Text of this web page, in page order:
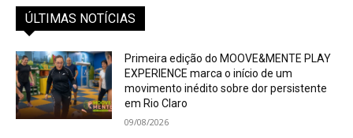
ÚLTIMAS NOTÍCIAS
Primeira edição do MOOVE&MENTE PLAY
EXPERIENCE marca o início de um
movimento inédito sobre dor persistente
em Rio Claro
09/08/2026